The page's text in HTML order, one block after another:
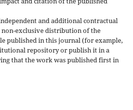
and additional contractual
non-exclusive distribution of the
published in this journal (for example,
repository or publish it in a
that the work was published firstin